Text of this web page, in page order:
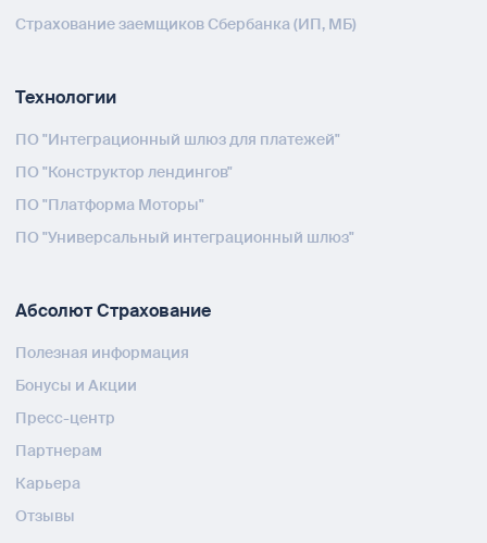
Страхование заемщиков Сбербанка (ИП, МБ)
Технологии
ПО "Интеграционный шлюз для платежей"
ПО "Конструктор лендингов"
ПО "Платформа Моторы"
ПО "Универсальный интеграционный шлюз"
Абсолют Страхование
Полезная информация
Бонусы и Акции
Пресс-центр
Партнерам
Карьера
Отзывы